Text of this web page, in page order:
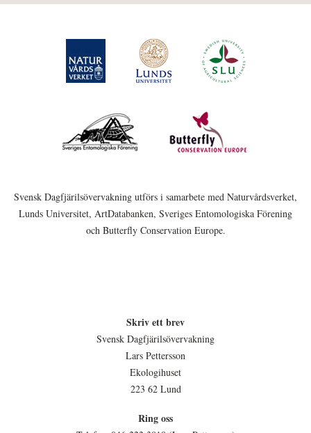
Svensk Dagfjärilsövervakning utförs i samarbete med Naturvårdsverket,
Lunds Universitet, ArtDatabanken, Sveriges Entomologiska Förening
och Butterfly Conservation Europe.
Skriv ett brev
Svensk Dagfjärilsövervakning
Lars Pettersson
Ekologihuset
223 62 Lund
Ring oss